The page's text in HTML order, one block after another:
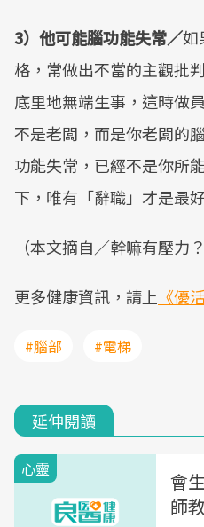
3）他可能腦功能失常／如
格，常做出不當的主觀批
底里地無端生事，這時做
不是老闆，而是你老闆的
功能失常，已經不是你所
下，唯有「辭職」才是最
（本文摘自／幹嘛有壓力
更多健康資訊，請上 《優
#腦部 #電梯
延伸閱讀
心靈
會
師